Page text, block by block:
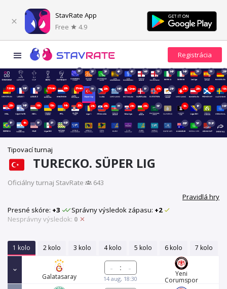
StavRate App
Free
4.9
3P 3P 3P 4P 4P 14P 7P 14P 14P 7P 7P 21P
12min 14P 1P 57min 20h 27min 7P 20h 14P 12min 1P 17h 21P 21h 20h 19h 18h
20h 14P 19h 15h 14h 20h 21h 23h 7P 21h 21h 5P 5h 1P 39P
1P 4h 1P 8P 48P 69P 5P 152P
Tipovací turnaj
TURECKO. SÜPER LIG
Oficiálny turnaj StavRate·
643
Pravidlá hry
Presné skóre: +3 Správny výsledok zápasu: +2
Nesprávny výsledok: 0
1 kolo 2 kolo 3 kolo 4 kolo 5 kolo 6 kolo 7 kolo
Galatasaray
:
14 aug, 18:30
Yeni
Corumspor